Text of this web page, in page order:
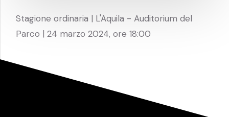
Stagione ordinaria | L'Aquila - Auditorium del
Parco | 24 marzo 2024, ore 18:00